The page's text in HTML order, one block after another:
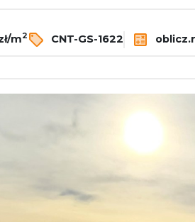
m2 CNT-GS-1622